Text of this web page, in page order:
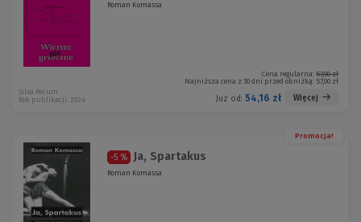
Roman Komassa
Cena regularna: 57,00 zł
Najniższa cena z 30 dni przed obniżką: 57,00 zł
Już od: 54,16 zł Więcej
Silva Rerum
Rok publikacji: 2024
Promocja!
-5 % Ja, Spartakus
Roman Komassa